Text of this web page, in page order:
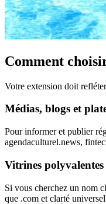
Comment
Votre extension doit
Médias, blogs et
Pour informer et publier
agendaculturel.news,
Vitrines
Si vous cherchez un nom
que .com et clarté